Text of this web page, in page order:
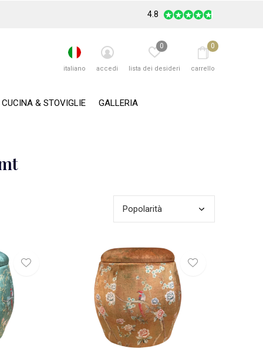
CUCINA & STOVIGLIE GALLERIA
italiano accedi lista dei desideri
0
carrello
0
4.8